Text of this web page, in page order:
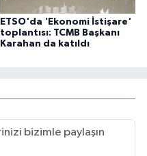
ETSO'da 'Ekonomi İstişare'
toplantısı: TCMB Başkanı
Karahan da katıldı